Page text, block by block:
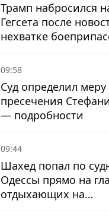
Трамп набросился
Гегсета после
нехватке
требовал
09:58
Суд определил меру
пресечения
— подробности
09:44
Шахед попал по
Одессы прямо на
отдыхающих на
переполненном